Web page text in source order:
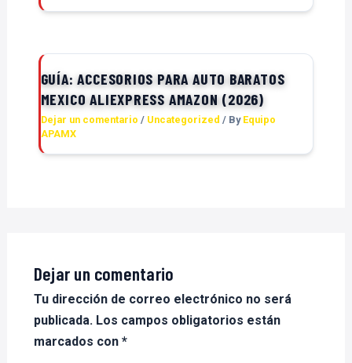
GUÍA: ACCESORIOS PARA AUTO BARATOS
MEXICO ALIEXPRESS AMAZON (2026)
Dejar un comentario / Uncategorized / By Equipo
APAMX
Dejar un comentario
Tu dirección de correo electrónico no será
publicada. Los campos obligatorios están
marcados con *